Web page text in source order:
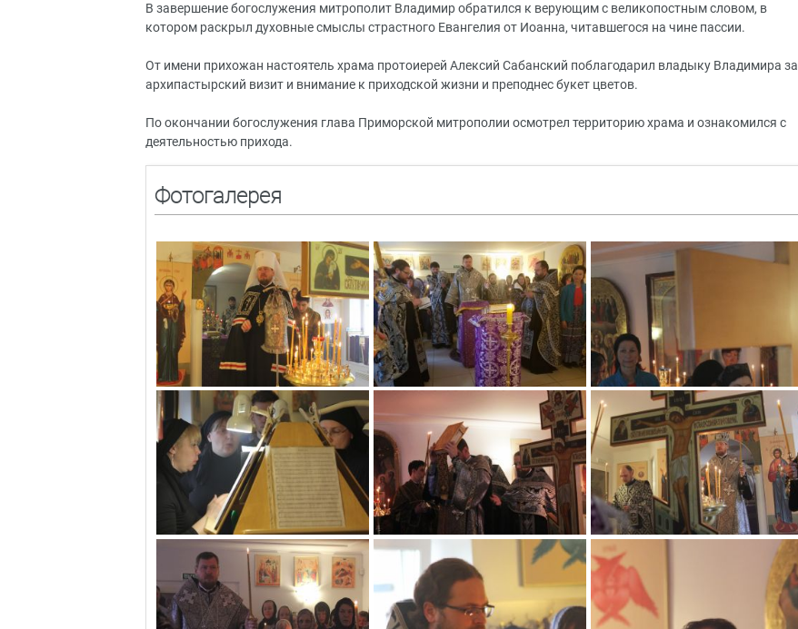
В завершение богослужения митрополит Владимир обратился к верующим с великопостным словом, в
котором раскрыл духовные смыслы страстного Евангелия от Иоанна, читавшегося на чине пассии.
От имени прихожан настоятель храма протоиерей Алексий Сабанский поблагодарил владыку Владимира за
архипастырский визит и внимание к приходской жизни и преподнес букет цветов.
По окончании богослужения глава Приморской митрополии осмотрел территорию храма и ознакомился с
деятельностью прихода.
Фотогалерея